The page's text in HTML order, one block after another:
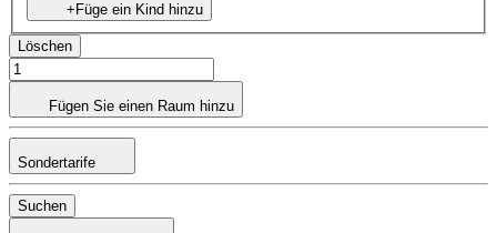
+Füge ein Kind hinzu
Löschen
Fügen Sie einen Raum hinzu
Sondertarife
Suchen